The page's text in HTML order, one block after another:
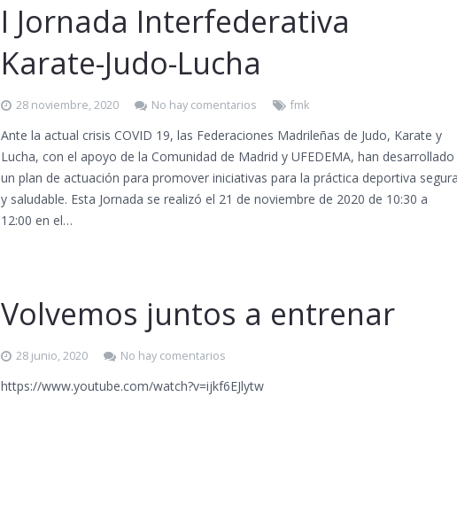
I Jornada Interfederativa
Karate-Judo-Lucha
28 noviembre, 2020 No hay comentarios fmk
Ante la actual crisis COVID 19, las Federaciones Madrileñas de Judo, Karate y
Lucha, con el apoyo de la Comunidad de Madrid y UFEDEMA, han desarrollado
un plan de actuación para promover iniciativas para la práctica deportiva
y saludable. Esta Jornada se realizó el 21 de noviembre de 2020 de 10:30 a
12:00 en el…
Volvemos juntos a entrenar
28 junio, 2020 No hay comentarios
https://www.youtube.com/watch?v=ijkf6EJlytw